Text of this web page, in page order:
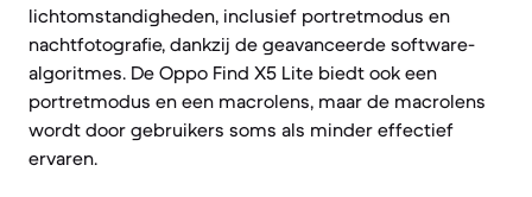
lichtomstandigheden, inclusief portretmodus en
nachtfotografie, dankzij de geavanceerde software-
algoritmes. De Oppo Find X5 Lite biedt ook een
portretmodus en een macrolens, maar de macrolens
wordt door gebruikers soms als minder effectief
ervaren.